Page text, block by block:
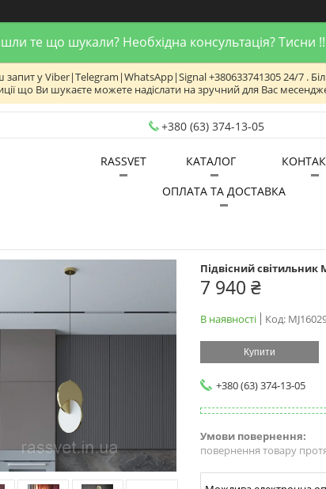
те що шукали? Необхідна консультація? Тисни
у Viber|Telegram|WhatsApp|Signal +380633741305 24/7 .
що Ви шукаєте можете надіслати на зручний для Вас
+380 (63) 374-13-05
RASSVET КАТАЛОГ
ОПЛАТА ТА ДОСТАВКА
Підвісний світильник
7 940 ₴
В наявності Код:
Купити
+380 (63) 374-13-05
повернення товару